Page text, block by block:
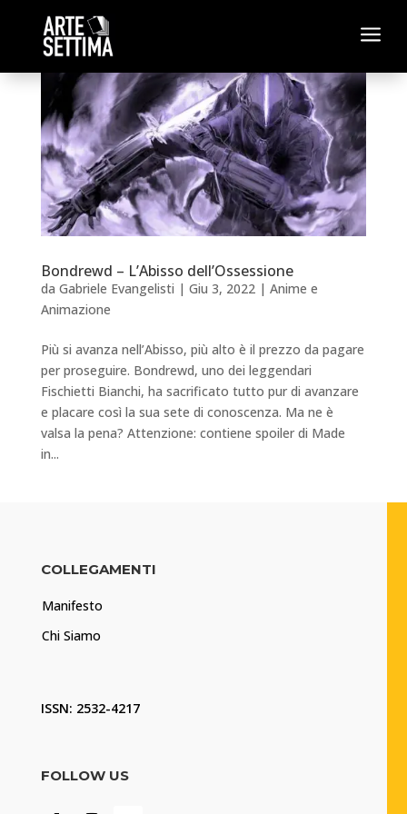
a
Bondrewd – L’Abisso dell’Ossessione
da Gabriele Evangelisti | Giu 3, 2022| Anime e
Animazione
Più si avanza nell’Abisso, più alto è il prezzo da pagare
per proseguire. Bondrewd, uno dei leggendari
Fischietti Bianchi, ha sacrificato tutto pur di avanzare
e placare così la sua sete di conoscenza. Ma ne è
valsa la pena? Attenzione: contiene spoiler di Made
in...
COLLEGAMENTI
Manifesto
Chi Siamo
ISSN: 2532-4217
FOLLOW US